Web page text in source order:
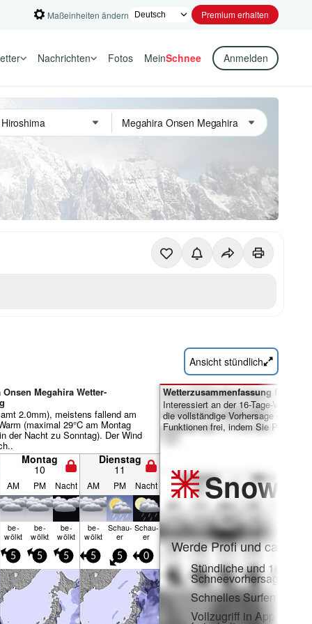
Maßeinheiten ändern Premium erhalten
Nachrichten Fotos MeinSchnee Anmelden
Ansicht stündlich
Onsen Megahira Wetter-
2.0mm), meistens fallend am
(maximal 29°C am Montag
der Nacht zu Sonntag). Der Wind
Montag
10
Dienstag
11
AM PM Nacht AM PM Nacht
be­
wölkt
be­
wölkt
be­
wölkt
be­
wölkt
Schau­
er
Schau­
er
5 5 5 5 5 0
Wetterzusammenfassung für Tage
Interessiert an der 16-Tage-
die vollständige Vorhersage und
Funktionen frei, indem Sie Pro-
Snow
Werde Profi und carve
Stündliche und 16-Tage-
Schneevorhersagen
Schnelles Surfen ohne
Vollzugriff in App und